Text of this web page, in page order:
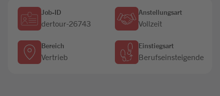
Job-ID
dertour-26743
Anstellungsart
Vollzeit
Bereich
Vertrieb
Einstiegsart
Berufseinsteigende